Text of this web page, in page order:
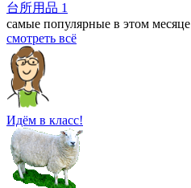
台所用品 1
самые популярные в этом месяце
смотреть всё
Идём в класс!